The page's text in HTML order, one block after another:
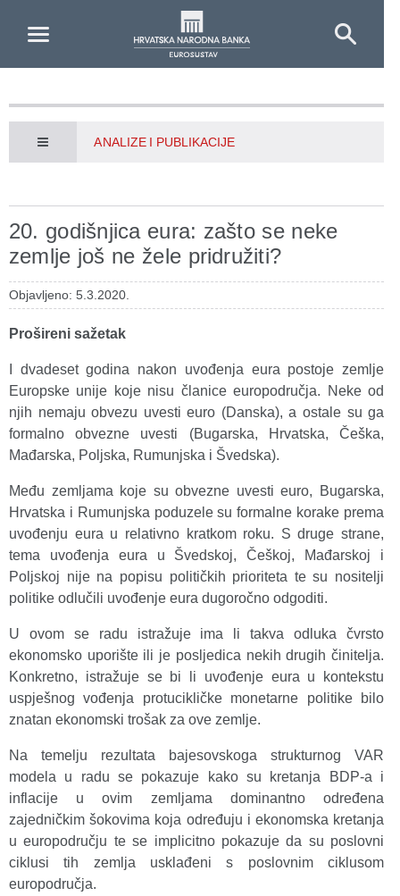
ANALIZE I PUBLIKACIJE
20. godišnjica eura: zašto se neke
zemlje još ne žele pridružiti?
Objavljeno: 5.3.2020.
Prošireni sažetak
I dvadeset godina nakon uvođenja eura postoje zemlje
Europske unije koje nisu članice europodručja. Neke od
njih nemaju obvezu uvesti euro (Danska), a ostale su ga
formalno obvezne uvesti (Bugarska, Hrvatska, Češka,
Mađarska, Poljska, Rumunjska i Švedska).
Među zemljama koje su obvezne uvesti euro, Bugarska,
Hrvatska i Rumunjska poduzele su formalne korake prema
uvođenju eura u relativno kratkom roku. S druge strane,
tema uvođenja eura u Švedskoj, Češkoj, Mađarskoj i
Poljskoj nije na popisu političkih prioriteta te su nositelji
politike odlučili uvođenje eura dugoročno odgoditi.
U ovom se radu istražuje ima li takva odluka čvrsto
ekonomsko uporište ili je posljedica nekih drugih činitelja.
Konkretno, istražuje se bi li uvođenje eura u kontekstu
uspješnog vođenja protucikličke monetarne politike bilo
znatan ekonomski trošak za ove zemlje.
Na temelju rezultata bajesovskoga strukturnog VAR
modela u radu se pokazuje kako su kretanja BDP-a i
inflacije u ovim zemljama dominantno određena
zajedničkim šokovima koja određuju i ekonomska kretanja
u europodručju te se implicitno pokazuje da su poslovni
ciklusi tih zemlja usklađeni s poslovnim ciklusom
europodručja.